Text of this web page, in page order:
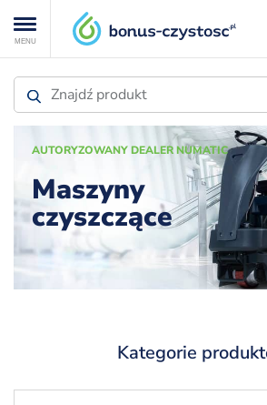
MENU
AUTORYZOWANY DEALER NUMATIC
Maszyny
czyszczące
czyszcząceKategorie